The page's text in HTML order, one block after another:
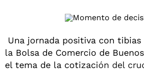
Una jornada positiva con tibias
la Bolsa de Comercio de
el tema de la cotización del